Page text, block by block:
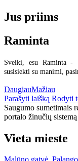
Jus priims
Raminta
Sveiki, esu Raminta -
susisiekti su manimi,
DaugiauMažiau
Parašyti laišką Rodyti
Saugumo sumetimais
portalo žinučių sistemą
Vieta mieste